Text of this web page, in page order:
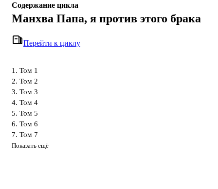
Содержание цикла
Манхва Папа, я против этого брака
Перейти к циклу
1. Том 1
2. Том 2
3. Том 3
4. Том 4
5. Том 5
6. Том 6
7. Том 7
Показать ещё